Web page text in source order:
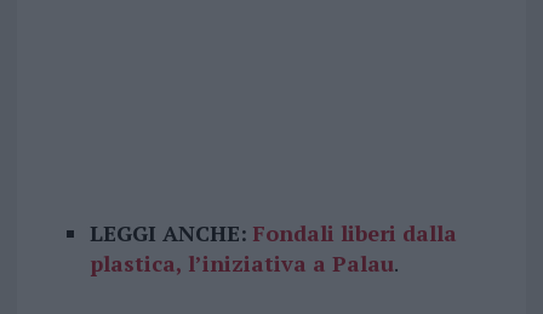
LEGGI ANCHE: Fondali liberi dalla
plastica, l’iniziativa a Palau.